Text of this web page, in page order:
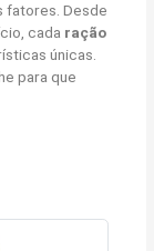
fatores. Desde
cada ração
únicas.
para que